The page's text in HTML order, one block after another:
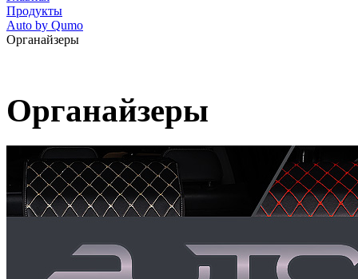
Продукты
Auto by Qumo
Органайзеры
Органайзеры